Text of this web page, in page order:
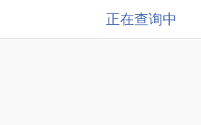
正在查询中